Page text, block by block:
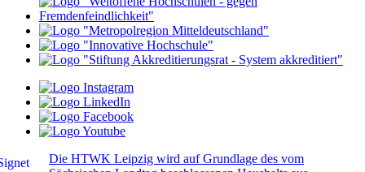
Die HTWK Leipzig wird auf Grundlage des vom